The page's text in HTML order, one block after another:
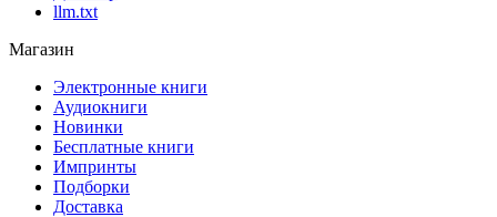
llm.txt
Магазин
Электронные книги
Аудиокниги
Новинки
Бесплатные книги
Импринты
Подборки
Доставка